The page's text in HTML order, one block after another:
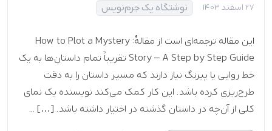
27 اسفند 1403 نوشتگاه یک جرم‌نویس
این مقاله ترجمه‌ای است از مقالۀ: How to Plot a Mystery
Story – A Step by Step Guide تقریباً تمام داستان‌ها به یک
خط روایی یا پیرنگ نیاز دارند که مسیر داستان را به دقت
طرح‌ریزی کرده باشد. این کار کمک می‌کند نویسنده یک نمای
کلی از آن‌چه در داستان گذشته در اختیار داشته باشد. […] ...